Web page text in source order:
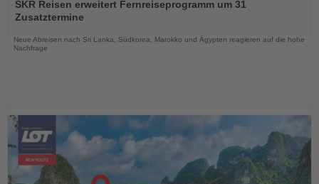
die
SKR Reisen erweitert Fernreiseprogramm um 31
Zusatztermine
Neue Abreisen nach Sri Lanka, Südkorea, Marokko und Ägypten reagieren auf die hohe
Nachfrage